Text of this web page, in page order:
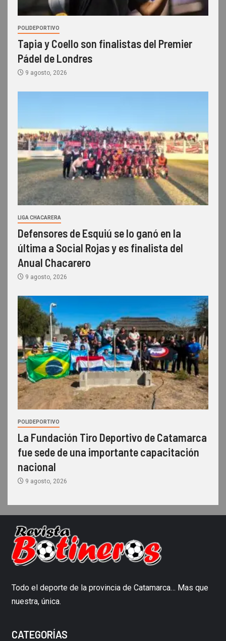
POLIDEPORTIVO
Tapia y Coello son finalistas del Premier
Pádel de Londres
9 agosto, 2026
LIGA CHACARERA
Defensores de Esquiú se lo ganó en la
última a Social Rojas y es finalista del
Anual Chacarero
9 agosto, 2026
POLIDEPORTIVO
La Fundación Tiro Deportivo de Catamarca
fue sede de una importante capacitación
nacional
9 agosto, 2026
Todo el deporte de la provincia de Catamarca… Mas que
nuestra, única.
CATEGORÍAS